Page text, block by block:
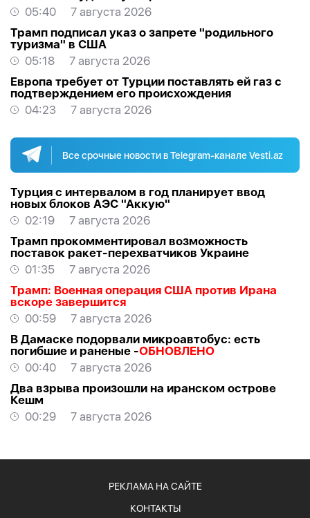
05:40
7 августа 2026
Трамп подписал указ о запрете "родильного
туризма" в США
05:18
7 августа 2026
Европа требует от Турции поставлять ей газ с
подтверждением его происхождения
04:23
7 августа 2026
Все срочные новости в Telegram-канале Vesti.az
Турция с интервалом в год планирует ввод
новых блоков АЭС "Аккую"
02:19
7 августа 2026
Трамп прокомментировал возможность
поставок ракет-перехватчиков Украине
01:35
7 августа 2026
Трамп: Военная операция США против Ирана
вскоре завершится
00:59
7 августа 2026
В Дамаске подорвали микроавтобус: есть
погибшие и раненые -ОБНОВЛЕНО
00:40
7 августа 2026
Два взрыва произошли на иранском острове
Кешм
00:29
7 августа 2026
РЕКЛАМА НА САЙТЕ
КОНТАКТЫ